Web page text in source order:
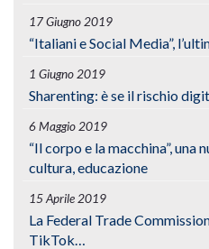
17 Giugno 2019
“Italiani e Social Media”,
1 Giugno 2019
Sharenting: è se il rischio
6 Maggio 2019
“Il corpo e la macchina”, una
cultura, educazione
15 Aprile 2019
La Federal Trade
TikTok…